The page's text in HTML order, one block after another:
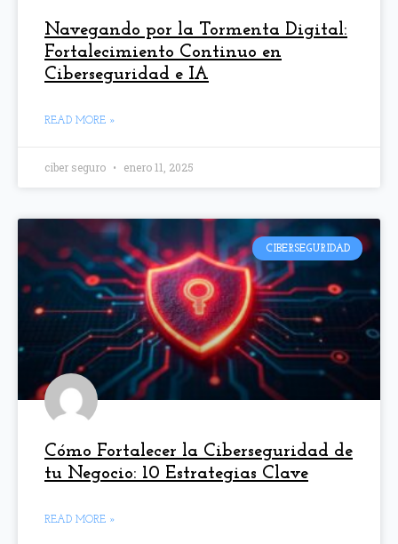
Navegando por la Tormenta Digital:
Fortalecimiento Continuo en
Ciberseguridad e IA
READ MORE »
ciber seguro enero 11, 2025
CIBERSEGURIDAD
Cómo Fortalecer la Ciberseguridad de
tu Negocio: 10 Estrategias Clave
READ MORE »